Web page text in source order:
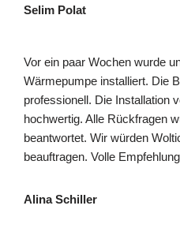
Selim Polat
Vor ein paar Wochen wurde
Wärmepumpe installiert. Die
professionell. Die Installation
hochwertig. Alle Rückfragen
beantwortet. Wir würden
beauftragen. Volle
Alina Schiller